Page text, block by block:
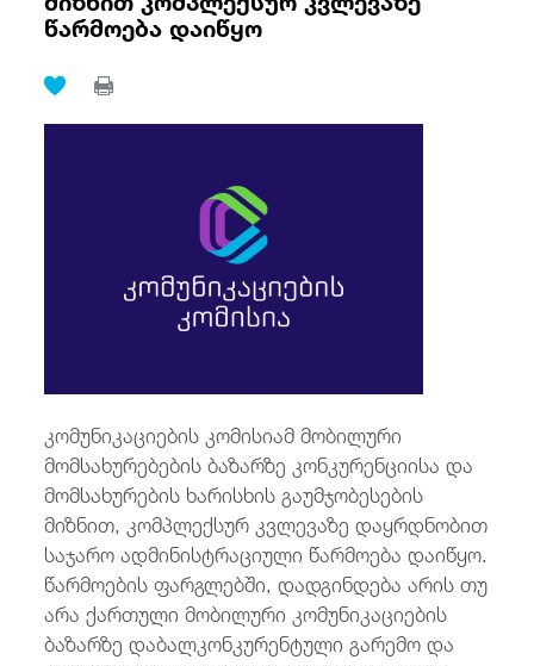
რეგულირება
fb
წარმოება დაიწყო
კომუნიკაციების კომისიამ მობილური
მომსახურებების ბაზარზე კონკურენციისა და
მომსახურების ხარისხის გაუმჯობესების
მიზნით, კომპლექსურ კვლევაზე დაყრდნობით
საჯარო ადმინისტრაციული წარმოება დაიწყო.
წარმოების ფარგლებში, დადგინდება არის თუ
არა ქართული მობილური კომუნიკაციების
ბაზარზე დაბალკონკურენტული გარემო და